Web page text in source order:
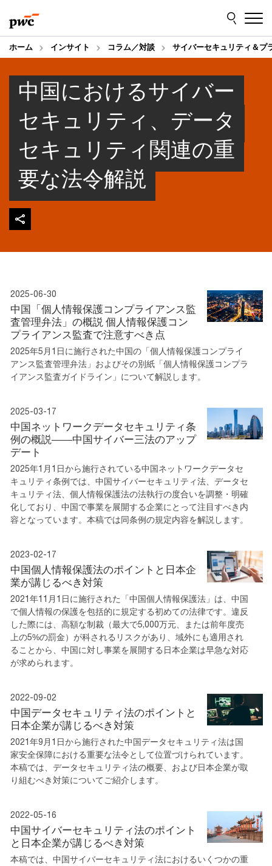
to
content
to
footer
ホーム インサイト コラム／対談 サイバーセキュリティ＆プ
中国におけるサイバー
セキュリティ、データ
セキュリティ関連の重
要な法令解説
2025-06-30
中国「個人情報保護コンプライアンス監
査管理弁法」の概説 個人情報保護コン
プライアンス監査で注意すべき点
2025年5月1日に施行された中国の「個人情報保護コンプライ
アンス監査管理弁法」およびその別紙「個人情報保護コンプラ
イアンス監査ガイドライン」について解説します。
2025-03-17
中国ネットワークデータセキュリティ条
例の概説――中国サイバー三法のアップ
デート
2025年1月1日から施行されている中国ネットワークデータセ
キュリティ条例では、中国サイバーセキュリティ法、データセ
キュリティ法、個人情報保護法の法執行の度合いを調整・明確
化しており、中国で事業を展開する企業にとって注目すべき内
容となっています。本稿では同条例の規定内容を解説します。
2023-02-17
中国個人情報保護法のポイントと日本企
業が講じるべき対策
2021年11月1日に施行された「中国個人情報保護法」は、中国
で個人情報の保護を包括的に規定する初めての法律です。違反
した際には、高額な制裁（最大で5,000万元、または前年度売
上の5%の罰金）が科されるリスクがあり、域外にも適用され
ることから、中国に対し事業を展開する日本企業は早急な対応
が求められます。
2022-09-02
中国データセキュリティ法のポイントと
日本企業が講じるべき対策
2021年9月1日から施行された中国データセキュリティ法は国
家安全保障における重要な法令として位置づけられています。
本稿では、データセキュリティ法の概要、および日本企業が取
り組むべき対策についてご紹介します。
2022-05-16
中国サイバーセキュリティ法のポイント
と日本企業が講じるべき対策
本稿では、中国サイバーセキュリティ法におけるいくつかの重